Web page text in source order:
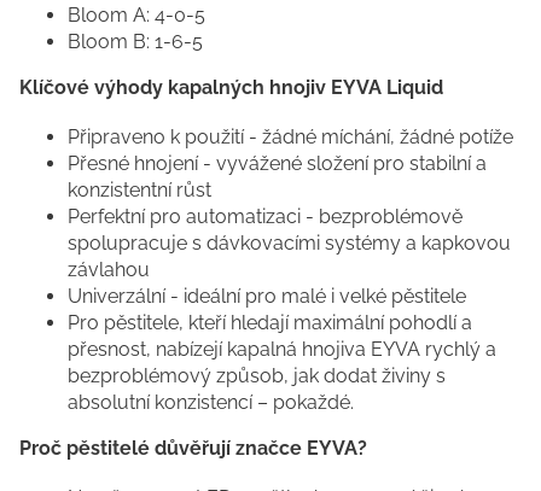
Bloom A: 4-0-5
Bloom B: 1-6-5
Klíčové výhody kapalných hnojiv EYVA Liquid
Připraveno k použití - žádné míchání, žádné potíže
Přesné hnojení - vyvážené složení pro stabilní a
konzistentní růst
Perfektní pro automatizaci - bezproblémově
spolupracuje s dávkovacími systémy a kapkovou
závlahou
Univerzální - ideální pro malé i velké pěstitele
Pro pěstitele, kteří hledají maximální pohodlí a
přesnost, nabízejí kapalná hnojiva EYVA rychlý a
bezproblémový způsob, jak dodat živiny s
absolutní konzistencí – pokaždé.
Proč pěstitelé důvěřují značce EYVA?